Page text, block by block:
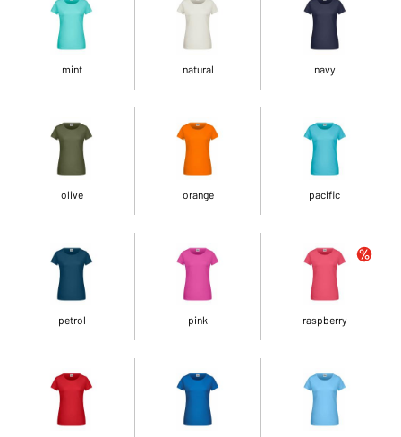
mint natural navy
olive orange pacific
petrol pink raspberry